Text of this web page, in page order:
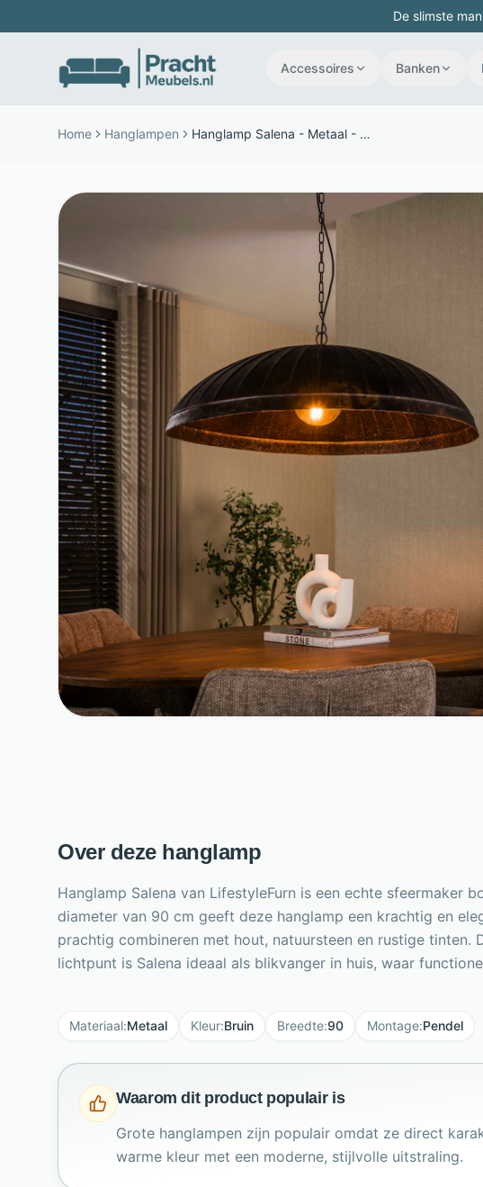
De slimste
Accessoires Banken
Home Hanglampen Hanglamp Salena - Metaal - Ø90 cm met E27 Fitting - Smoked Brown - LifestyleFurn
Over deze hanglamp
Hanglamp Salena van LifestyleFurn is een echte sfeermaker
diameter van 90 cm geeft deze hanglamp een krachtig en
prachtig combineren met hout, natuursteen en rustige
lichtpunt is Salena ideaal als blikvanger in huis, waar
Materiaal:Metaal Kleur:Bruin Breedte:90 Montage:Pendel
Waarom dit product populair is
Grote hanglampen zijn populair omdat ze direct
warme kleur met een moderne, stijlvolle uitstraling.